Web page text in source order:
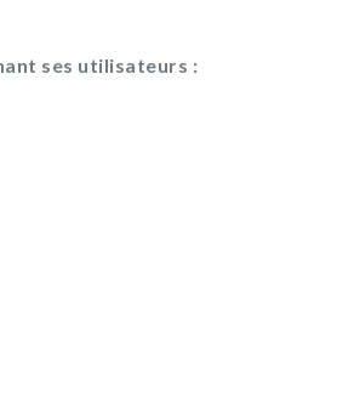
ses utilisateurs :